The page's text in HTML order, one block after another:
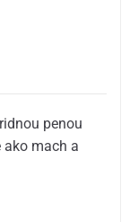
penou
ako mach a